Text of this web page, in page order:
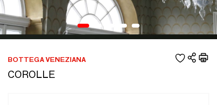
BOTTEGA VENEZIANA
COROLLE